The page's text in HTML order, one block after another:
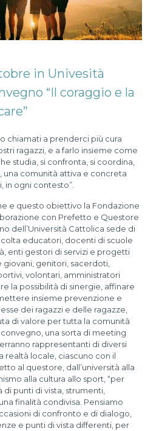
in Univesità
“Il coraggio e la
chiamati a prenderci più cura
ragazzi, e a farlo insieme come
studia, si confronta, si coordina,
comunità attiva e concreta
in ogni contesto”.
e questo obiettivo la Fondazione
con Prefetto e Questore
dell’Università Cattolica sede di
educatori, docenti di scuole
enti gestori di servizi e progetti
giovani, genitori, sacerdoti,
volontari, amministratori
la possibilità di sinergie, affinare
insieme prevenzione e
dei ragazzi e delle ragazze,
di valore per tutta la comunità
convegno, una sorta di meeting
rappresentanti di diversi
realtà locale, ciascuno con il
al questore, dall’università alla
alla cultura allo sport, “per
di punti di vista, strumenti,
finalità condivisa. Pensiamo
di confronto e di dialogo,
e punti di vista differenti, per